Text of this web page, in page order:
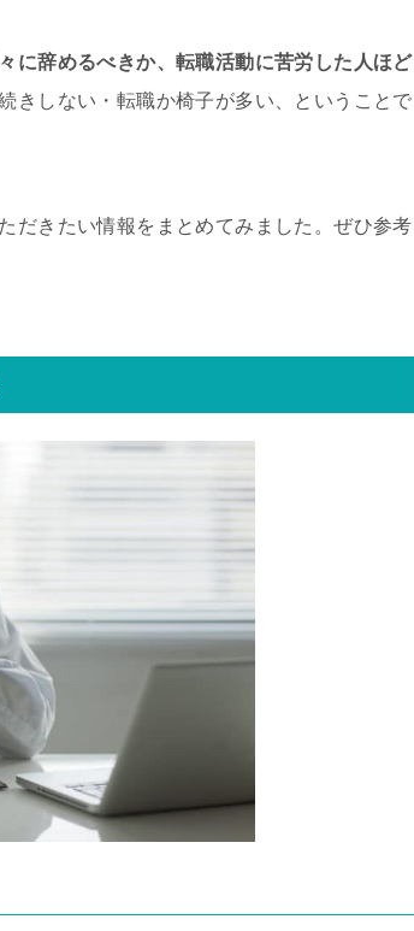
に辞めるべきか、転職活動に苦労した人ほど
きしない・転職か椅子が多い、ということで
だきたい情報をまとめてみました。ぜひ参考